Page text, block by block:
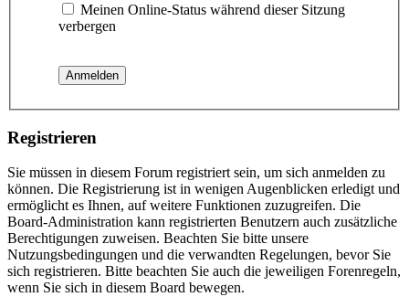
Meinen Online-Status während dieser Sitzung
verbergen
Registrieren
Sie müssen in diesem Forum registriert sein, um sich anmelden zu
können. Die Registrierung ist in wenigen Augenblicken erledigt und
ermöglicht es Ihnen, auf weitere Funktionen zuzugreifen. Die
Board-Administration kann registrierten Benutzern auch zusätzliche
Berechtigungen zuweisen. Beachten Sie bitte unsere
Nutzungsbedingungen und die verwandten Regelungen, bevor Sie
sich registrieren. Bitte beachten Sie auch die jeweiligen Forenregeln,
wenn Sie sich in diesem Board bewegen.